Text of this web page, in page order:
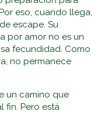
eso, cuando llega,
escape. Su
por amor no es un
fecundidad. Como
no permanece
un camino que
fin. Pero está